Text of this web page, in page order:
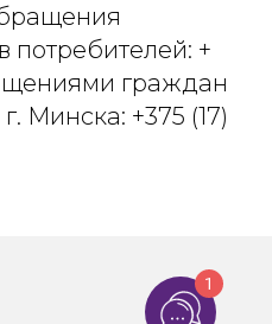
потребителей: +
граждан
Минска: +375 (17)
1